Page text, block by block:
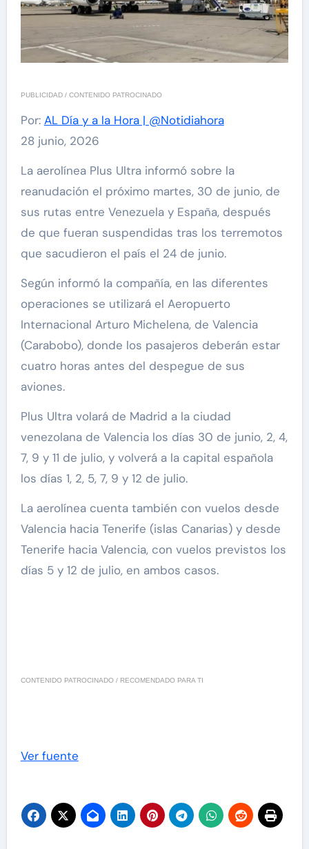
PUBLICIDAD / CONTENIDO PATROCINADO
Por: AL Día y a la Hora | @Notidiahora
28 junio, 2026
La aerolínea Plus Ultra informó sobre la
reanudación el próximo martes, 30 de junio, de
sus rutas entre Venezuela y España, después
de que fueran suspendidas tras los terremotos
que sacudieron el país el 24 de junio.
Según informó la compañía, en las diferentes
operaciones se utilizará el Aeropuerto
Internacional Arturo Michelena, de Valencia
(Carabobo), donde los pasajeros deberán estar
cuatro horas antes del despegue de sus
aviones.
Plus Ultra volará de Madrid a la ciudad
venezolana de Valencia los días 30 de junio, 2, 4,
7, 9 y 11 de julio, y volverá a la capital española
los días 1, 2, 5, 7, 9 y 12 de julio.
La aerolínea cuenta también con vuelos desde
Valencia hacia Tenerife (islas Canarias) y desde
Tenerife hacia Valencia, con vuelos previstos los
días 5 y 12 de julio, en ambos casos.
CONTENIDO PATROCINADO / RECOMENDADO PARA TI
Ver fuente